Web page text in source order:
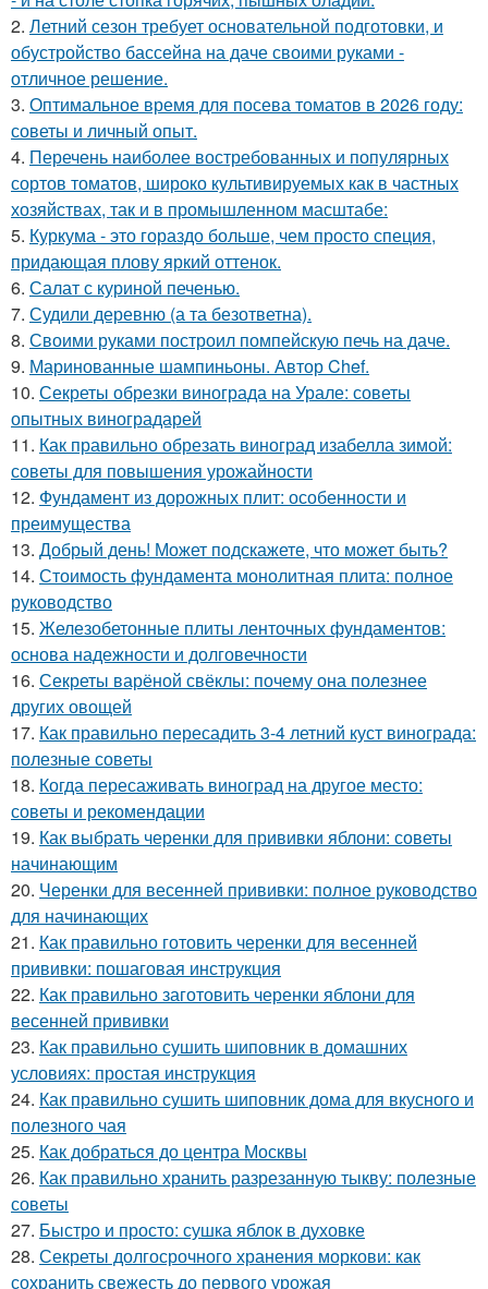
2. Летний сезон требует основательной подготовки, и
обустройство бассейна на даче своими руками -
отличное решение.
3. Оптимальное время для посева томатов в 2026 году:
советы и личный опыт.
4. Перечень наиболее востребованных и популярных
сортов томатов, широко культивируемых как в частных
хозяйствах, так и в промышленном масштабе:
5. Куркума - это гораздо больше, чем просто специя,
придающая плову яркий оттенок.
6. Салат с куриной печенью.
7. Судили деревню (а та безответна).
8. Своими руками построил помпейскую печь на даче.
9. Маринованные шампиньоны. Автор Chef.
10. Секреты обрезки винограда на Урале: советы
опытных виноградарей
11. Как правильно обрезать виноград изабелла зимой:
советы для повышения урожайности
12. Фундамент из дорожных плит: особенности и
преимущества
13. Добрый день! Может подскажете, что может быть?
14. Стоимость фундамента монолитная плита: полное
руководство
15. Железобетонные плиты ленточных фундаментов:
основа надежности и долговечности
16. Секреты варёной свёклы: почему она полезнее
других овощей
17. Как правильно пересадить 3-4 летний куст винограда:
полезные советы
18. Когда пересаживать виноград на другое место:
советы и рекомендации
19. Как выбрать черенки для прививки яблони: советы
начинающим
20. Черенки для весенней прививки: полное руководство
для начинающих
21. Как правильно готовить черенки для весенней
прививки: пошаговая инструкция
22. Как правильно заготовить черенки яблони для
весенней прививки
23. Как правильно сушить шиповник в домашних
условиях: простая инструкция
24. Как правильно сушить шиповник дома для вкусного и
полезного чая
25. Как добраться до центра Москвы
26. Как правильно хранить разрезанную тыкву: полезные
советы
27. Быстро и просто: сушка яблок в духовке
28. Секреты долгосрочного хранения моркови: как
сохранить свежесть до первого урожая